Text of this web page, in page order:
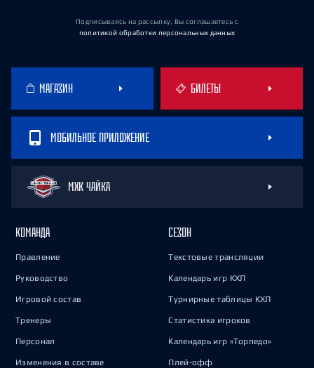
Подписываясь на рассылку, Вы соглашаетесь с
политикой обработки персональных данных
МАГАЗИН БИЛЕТЫ
МОБИЛЬНОЕ ПРИЛОЖЕНИЕ
МХК ЧАЙКА
КОМАНДА
Правление
Руководство
Игровой состав
Тренеры
Персонал
Изменения в составе
СЕЗОН
Текстовые трансляции
Календарь игр КХЛ
Турнирные таблицы КХЛ
Статистика игроков
Календарь игр «Торпедо»
Плей-офф